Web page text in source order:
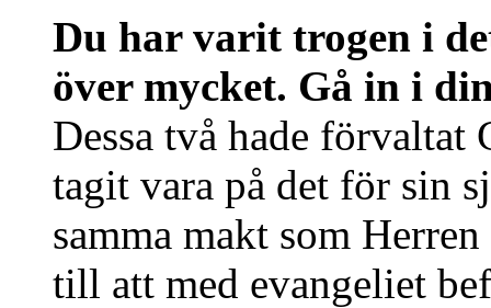
Du har varit trogen i
över mycket. Gå in i
Dessa två hade förvaltat
tagit vara på det för sin
samma makt som
till att med evangeliet